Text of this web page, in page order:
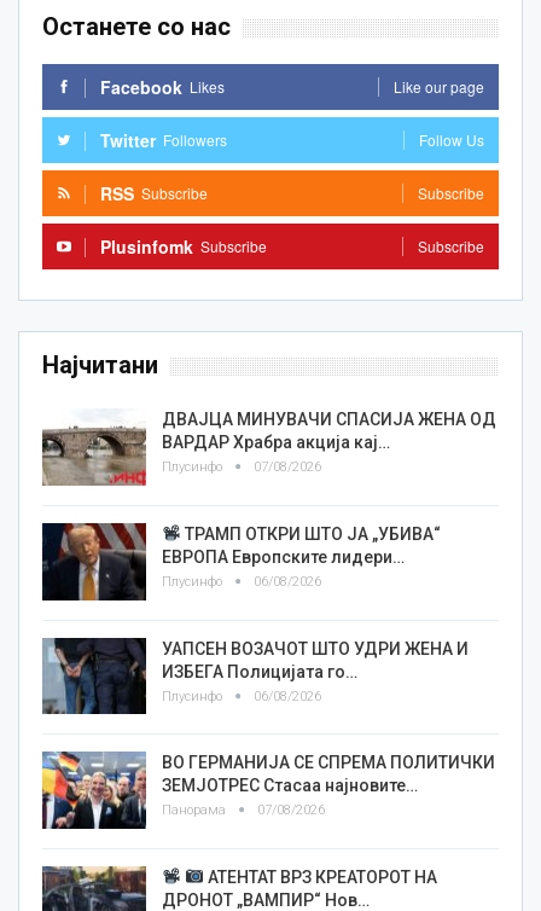
Останете со нас
Facebook Likes Like our page
Twitter Followers Follow Us
RSS Subscribe Subscribe
Plusinfomk Subscribe Subscribe
Најчитани
ДВАЈЦА МИНУВАЧИ СПАСИЈА ЖЕНА ОД
ВАРДАР Храбра акција кај…
Плусинфо 07/08/2026
ТРАМП ОТКРИ ШТО ЈА „УБИВА“
ЕВРОПА Европските лидери…
Плусинфо 06/08/2026
УАПСЕН ВОЗАЧОТ ШТО УДРИ ЖЕНА И
ИЗБЕГА Полицијата го…
Плусинфо 06/08/2026
ВО ГЕРМАНИЈА СЕ СПРЕМА ПОЛИТИЧКИ
ЗЕМЈОТРЕС Стасаа најновите…
Панорама 07/08/2026
АТЕНТАТ ВРЗ КРЕАТОРОТ НА
ДРОНОТ „ВАМПИР“ Нов…